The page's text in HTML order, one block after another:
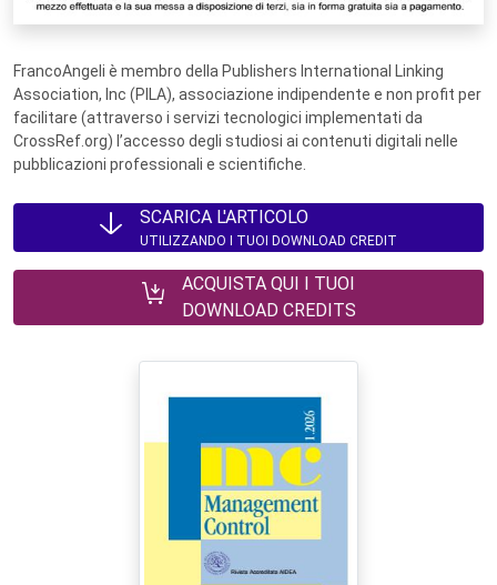
FrancoAngeli è membro della Publishers International Linking
Association, Inc (PILA), associazione indipendente e non profit per
facilitare (attraverso i servizi tecnologici implementati da
CrossRef.org) l’accesso degli studiosi ai contenuti digitali nelle
pubblicazioni professionali e scientifiche.
SCARICA L'ARTICOLO
UTILIZZANDO I TUOI DOWNLOAD CREDIT
ACQUISTA QUI I TUOI
DOWNLOAD CREDITS